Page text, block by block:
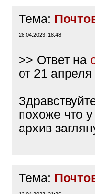
Тема:
28.04.2023, 18:48
>> Ответ на
от 21
похоже что
архив
Тема: